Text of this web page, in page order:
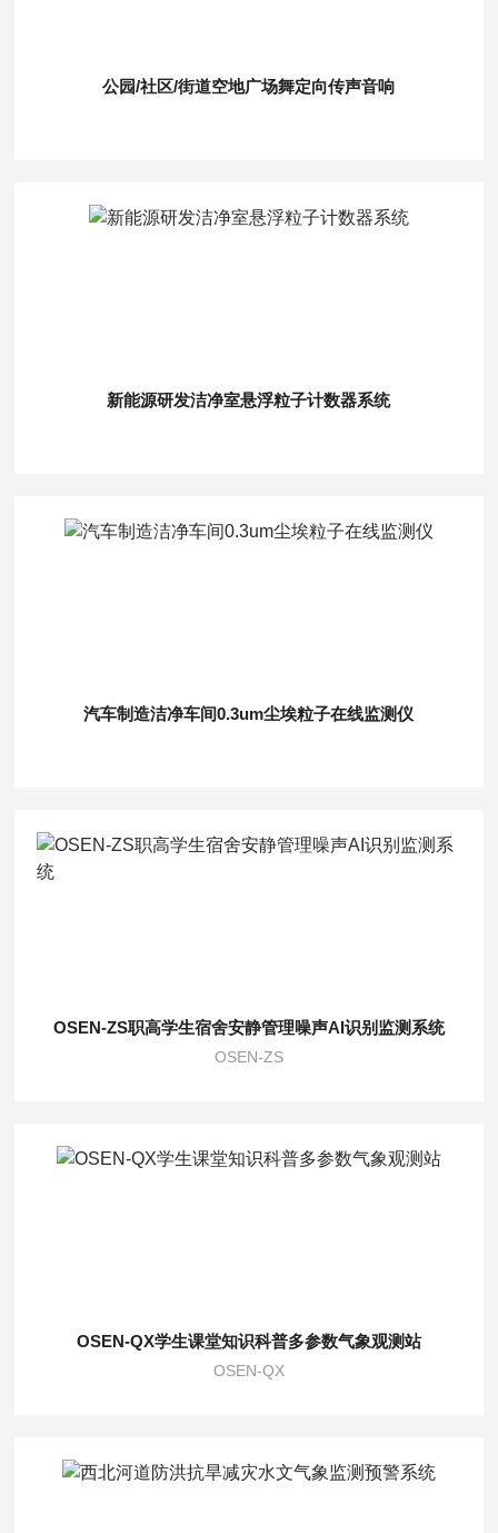
公园/社区/街道空地广场舞定向传声音响
新能源研发洁净室悬浮粒子计数器系统
汽车制造洁净车间0.3um尘埃粒子在线监测仪
OSEN-ZS职高学生宿舍安静管理噪声AI识别监测系统
OSEN-ZS
OSEN-QX学生课堂知识科普多参数气象观测站
OSEN-QX